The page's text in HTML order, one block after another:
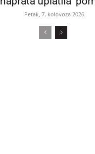
Petak, 7. kolovoza 2026.